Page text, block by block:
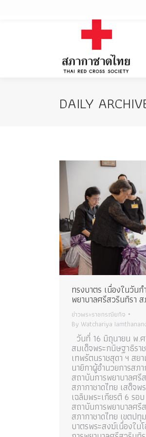
DAILY
ทรงบาตร เนื่องในวัน
พยาบาลศรีสวรินทิรา ส
ข่าวพระราชกรณียกิจ
By Watchariya
วันที่ 16 มิถุนายน พ.
สมเด็จพระกนิษฐาธิรา
เทพรัตนราชสุดา ฯ สย
นายิกาผู้อำนวยการสภ
สถาบันการพยาบาลศรี
สภากาชาดไทย เสด็จพ
เฉลิมพระเกียรติ 6 รอ
สถาบันการพยาบาลศรี
สภากาชาดไทย เขตป
บาตรพระสงฆ์เนื่องใน